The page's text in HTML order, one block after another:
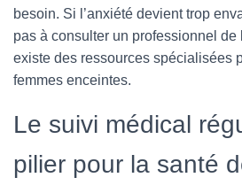
besoin. Si l’anxiété devient trop
pas à consulter un professionnel de
existe des ressources spécialisées
femmes enceintes.
Le suivi médical
pilier pour la santé